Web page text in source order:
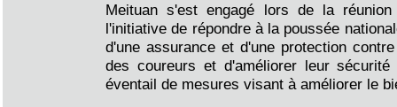
Meituan s'est engagé lors de la
l'initiative de répondre à la poussée
d'une assurance et d'une protection
des coureurs et d'améliorer leur
éventail de mesures visant à améliorer le